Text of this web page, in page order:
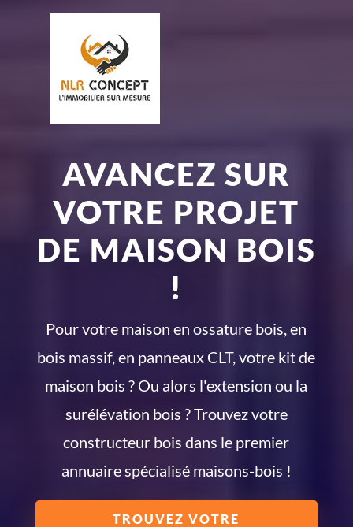
AVANCEZ SUR
VOTRE PROJET
DE MAISON BOIS
!
Pour votre maison en ossature bois, en
bois massif, en panneaux CLT, votre kit de
maison bois ? Ou alors l'extension ou la
surélévation bois ? Trouvez votre
constructeur bois dans le premier
annuaire spécialisé maisons-bois !
TROUVEZ VOTRE